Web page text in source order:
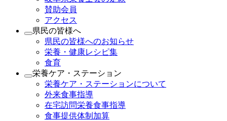
賛助会員
アクセス
県民の皆様へ
県民の皆様へのお知らせ
栄養・健康レシピ集
食育
栄養ケア・ステーション
栄養ケア・ステーションについて
外来食事指導
在宅訪問栄養食事指導
食事提供体制加算